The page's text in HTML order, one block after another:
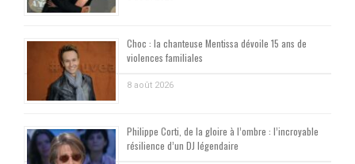
Choc : la chanteuse Mentissa dévoile 15 ans de
violences familiales
8 août 2026
Philippe Corti, de la gloire à l’ombre : l’incroyable
résilience d’un DJ légendaire